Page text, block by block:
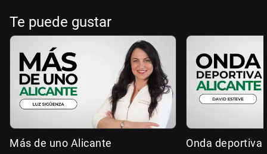
Te puede gustar
Más de uno Alicante Onda deportiva